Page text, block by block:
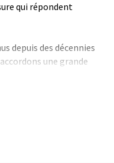
qui répondent
depuis des décennies
une grande
notre objectif est de
ainsi une flexibilité